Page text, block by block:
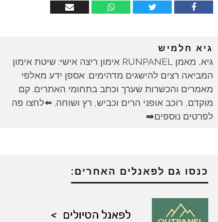
גיא חלמיש
גיא, מאמן RUNPANEL אימון ריצה אישי: שיטת אימון
המביאה רצים להישגים מדהימים. אספן ידע מאלפי
מאמרים והכשרות שערך וכתב בתחומי האתרים. קם
מוקדם, רוכב אופני הרים וכביש, רץ ושוחה. ⬅️לחצו פה
לפרטים נוספים➡️
כנסו גם לפאנלים האחרים: